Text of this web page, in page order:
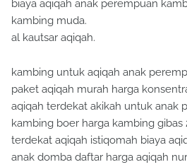
kambing muda.
al kautsar aqiqah.
paket aqiqah murah harga
aqiqah terdekat akikah untuk anak
kambing boer harga kambing gibas
terdekat aqiqah istiqomah biaya
anak domba daftar harga aqiqah
aqiqah 2019 jual bibit domba